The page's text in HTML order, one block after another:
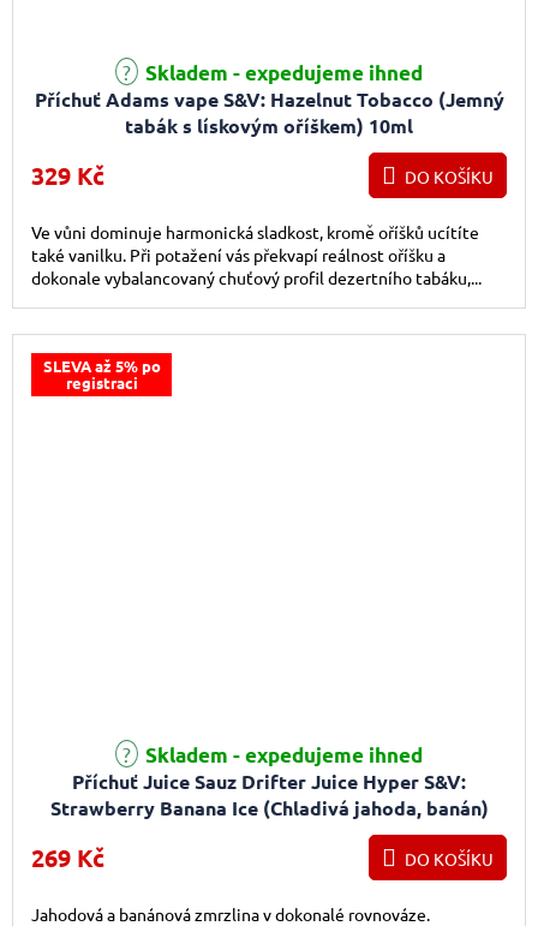
Příchuť Adams vape S&V: Hazelnut Tobacco (Jemný
tabák s lískovým oříškem) 10ml
Skladem - expedujeme ihned
329 Kč DO KOŠÍKU
Ve vůni dominuje harmonická sladkost, kromě oříšků ucítíte
také vanilku. Při potažení vás překvapí reálnost oříšku a
dokonale vybalancovaný chuťový profil dezertního tabáku,...
SLEVA až 5% po
registraci
Příchuť Juice Sauz Drifter Juice Hyper S&V:
Strawberry Banana Ice (Chladivá jahoda, banán)
Průměrné hodnocení produktu je 5,0 z 5 hvězdiček.
Skladem - expedujeme ihned
269 Kč DO KOŠÍKU
Jahodová a banánová zmrzlina v dokonalé rovnováze.